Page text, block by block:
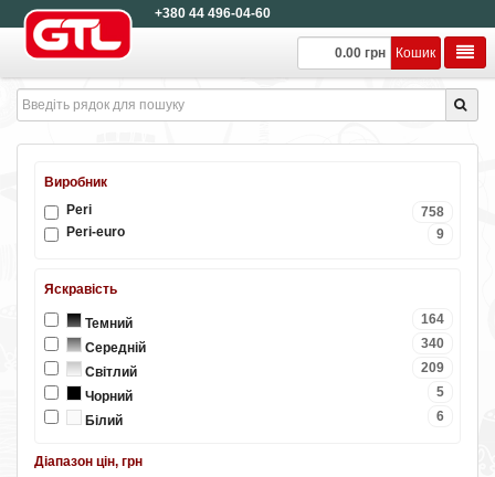
+380 44 496-04-60
0.00 грн Кошик
Виробник
758
Peri
9
Peri-euro
Яскравість
164
Темний
340
Середній
209
Світлий
5
Чорний
6
Білий
Діапазон цін, грн